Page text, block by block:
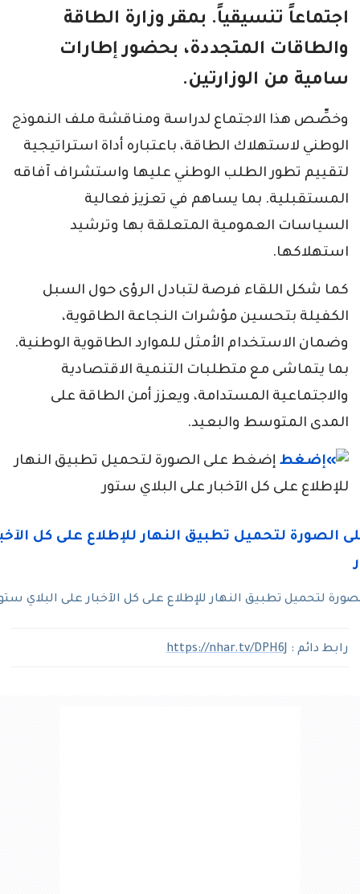
اجتماعاً تنسيقياً. بمقر وزارة الطاقة
والطاقات المتجددة، بحضور إطارات
سامية من الوزارتين.
وخصِّص هذا الاجتماع لدراسة ومناقشة ملف النموذج
الوطني لاستهلاك الطاقة، باعتباره أداة استراتيجية
لتقييم تطور الطلب الوطني عليها واستشراف آفاقه
المستقبلية. بما يساهم في تعزيز فعالية
السياسات العمومية المتعلقة بها وترشيد
استهلاكها.
كما شكل اللقاء فرصة لتبادل الرؤى حول السبل
الكفيلة بتحسين مؤشرات النجاعة الطاقوية،
وضمان الاستخدام الأمثل للموارد الطاقوية الوطنية.
بما يتماشى مع متطلبات التنمية الاقتصادية
والاجتماعية المستدامة، ويعزز أمن الطاقة على
المدى المتوسط والبعيد.
إضغط على الصورة لتحميل تطبيق النهار
للإطلاع على كل الآخبار على البلاي ستور
لتحميل تطبيق النهار للإطلاع على كل الآخبار على البلاي
رابط دائم : https://nhar.tv/DPH6J